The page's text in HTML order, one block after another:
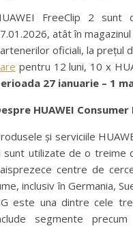
FreeClip 2 sunt
atât în magazinul
oficiali, la prețul
pentru 12 luni, 10 x
27 ianuarie – 1
HUAWEI Consumer
și serviciile
sunt utilizate de o treime
centre de
inclusiv în Germania,
este una dintre cele
segmente